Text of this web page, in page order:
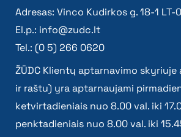
Adresas: Vinco Kudirkos g. 18-1 LT-
El.p.: info@zudc.lt
Tel.: (0 5) 266 0620
ŽŪDC Klientų aptarnavimo skyriuje
ir raštu) yra aptarnaujami
ketvirtadieniais nuo 8.00 val. iki
penktadieniais nuo 8.00 val. iki